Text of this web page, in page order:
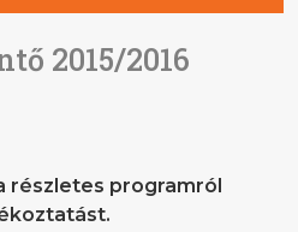
2015/2016
részletes programról